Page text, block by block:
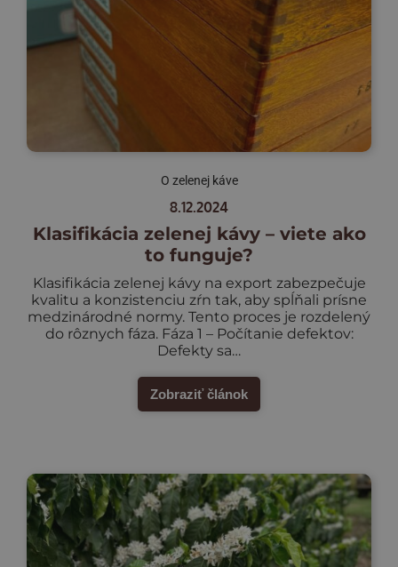
O zelenej káve
8.12.2024
Klasifikácia zelenej kávy – viete ako
to funguje?
Klasifikácia zelenej kávy na export zabezpečuje
kvalitu a konzistenciu zŕn tak, aby spĺňali prísne
medzinárodné normy. Tento proces je rozdelený
do rôznych fáza. Fáza 1 – Počítanie defektov:
Defekty sa…
Zobraziť článok